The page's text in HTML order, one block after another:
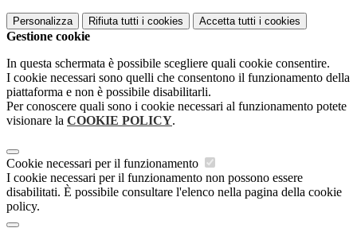
Personalizza Rifiuta tutti i cookies Accetta tutti i cookies
Gestione cookie
In questa schermata è possibile scegliere quali cookie consentire.
I cookie necessari sono quelli che consentono il funzionamento della
piattaforma e non è possibile disabilitarli.
Per conoscere quali sono i cookie necessari al funzionamento potete
visionare la COOKIE POLICY.
Cookie necessari per il funzionamento
I cookie necessari per il funzionamento non possono essere
disabilitati. È possibile consultare l'elenco nella pagina della cookie
policy.